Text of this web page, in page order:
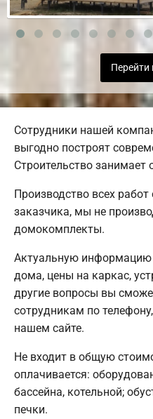
Перейти
Сотрудники нашей
выгодно построят
Строительство занимает
Производство всех
заказчика, мы не
домокомплекты.
Актуальную информацию
дома, цены на каркас,
другие вопросы вы
сотрудникам по
нашем сайте.
Не входит в общую
оплачивается:
бассейна, котельной;
печки.